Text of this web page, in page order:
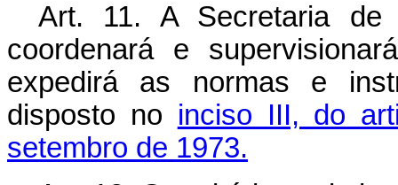
Art. 11. A Secretaria de
coordenará e
expedirá as normas e
disposto no inciso III, do
setembro de 1973.